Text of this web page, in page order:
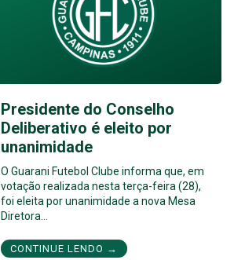
Presidente do Conselho
Deliberativo é eleito por
unanimidade
O Guarani Futebol Clube informa que, em
votação realizada nesta terça-feira (28),
foi eleita por unanimidade a nova Mesa
Diretora…
CONTINUE LENDO →